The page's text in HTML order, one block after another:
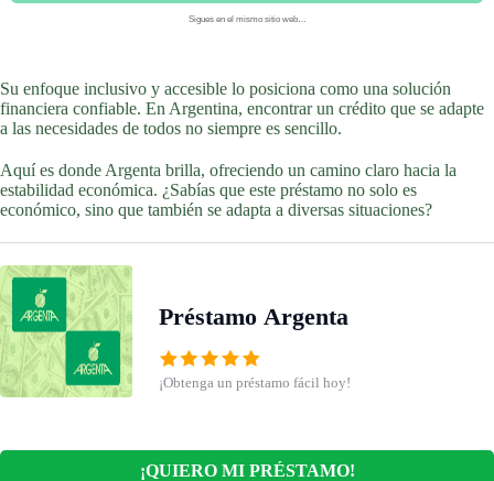
Sigues en el mismo sitio web…
Su enfoque inclusivo y accesible lo posiciona como una solución
financiera confiable. En Argentina, encontrar un crédito que se adapte
a las necesidades de todos no siempre es sencillo.
Aquí es donde Argenta brilla, ofreciendo un camino claro hacia la
estabilidad económica. ¿Sabías que este préstamo no solo es
económico, sino que también se adapta a diversas situaciones?
Préstamo Argenta
¡Obtenga un préstamo fácil hoy!
¡QUIERO MI PRÉSTAMO!